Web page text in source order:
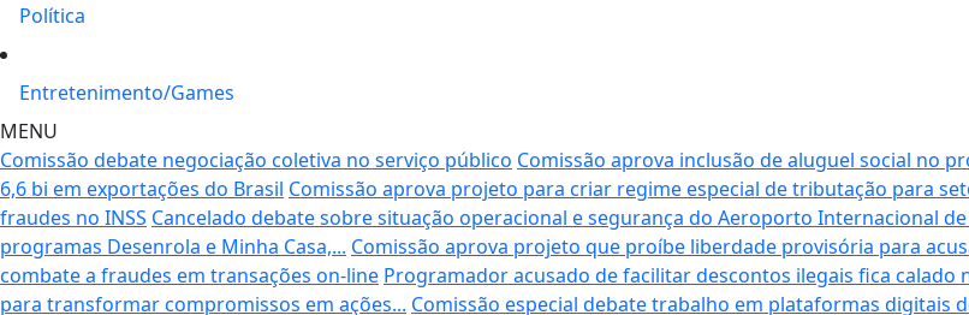
Política
Entretenimento/Games
MENU
Comissão debate negociação coletiva no serviço público Comissão aprova inclusão de aluguel social no
6,6 bi em exportações do Brasil Comissão aprova projeto para criar regime especial de tributação para
fraudes no INSS Cancelado debate sobre situação operacional e segurança do Aeroporto Internacional de
programas Desenrola e Minha Casa,... Comissão aprova projeto que proíbe liberdade provisória para
combate a fraudes em transações on-line Programador acusado de facilitar descontos ilegais fica calado
para transformar compromissos em ações... Comissão especial debate trabalho em plataformas digitais